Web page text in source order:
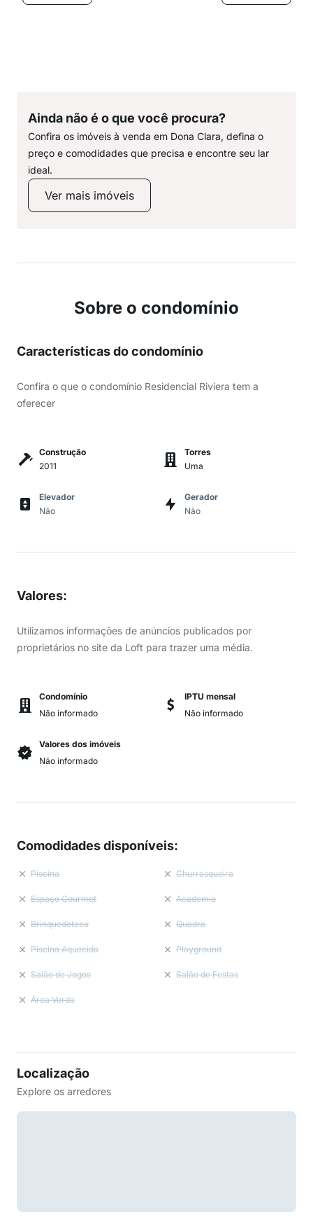
Ainda não é o que você procura?
Confira os imóveis à venda em Dona Clara, defina o
preço e comodidades que precisa e encontre seu lar
ideal.
Ver mais imóveis
Sobre o condomínio
Características do condomínio
Confira o que o condomínio Residencial Riviera tem a
oferecer
Construção
2011
Torres
Uma
Elevador
Não
Gerador
Não
Valores:
Utilizamos informações de anúncios publicados por
proprietários no site da Loft para trazer uma média.
Condomínio
Não informado
IPTU mensal
Não informado
Valores dos imóveis
Não informado
Comodidades disponíveis:
Piscina Churrasqueira
Espaço Gourmet Academia
Brinquedoteca Quadra
Piscina Aquecida Playground
Salão de Jogos Salão de Festas
Área Verde
Localização
Explore os arredores